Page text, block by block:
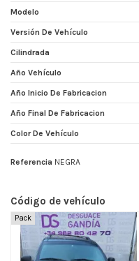
Modelo
Versión De Vehículo
Cilindrada
Año Vehículo
Año Inicio De Fabricacion
Año Final De Fabricacion
Color De Vehículo
Referencia NEGRA
Código de vehículo
Pack